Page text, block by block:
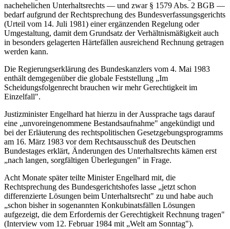
nachehelichen Unterhaltsrechts — und zwar § 1579 Abs. 2 BGB —
bedarf aufgrund der Rechtsprechung des Bundesverfassungsgerichts
(Urteil vom 14. Juli 1981) einer ergänzenden Regelung oder
Umgestaltung, damit dem Grundsatz der Verhältnismäßigkeit auch
in besonders gelagerten Härtefällen ausreichend Rechnung getragen
werden kann.
Die Regierungserklärung des Bundeskanzlers vom 4. Mai 1983
enthält demgegenüber die globale Feststellung „Im
Scheidungsfolgenrecht brauchen wir mehr Gerechtigkeit im
Einzelfall".
Justizminister Engelhard hat hierzu in der Aussprache tags darauf
eine „unvoreingenommene Bestandsaufnahme" angekündigt und
bei der Erläuterung des rechtspolitischen Gesetzgebungsprogramms
am 16. März 1983 vor dem Rechtsausschuß des Deutschen
Bundestages erklärt, Änderungen des Unterhaltsrechts kämen erst
„nach langen, sorgfältigen Überlegungen" in Frage.
Acht Monate später teilte Minister Engelhard mit, die
Rechtsprechung des Bundesgerichtshofes lasse „jetzt schon
differenzierte Lösungen beim Unterhaltsrecht" zu und habe auch
„schon bisher in sogenannten Konkubinatsfällen Lösungen
aufgezeigt, die dem Erfordernis der Gerechtigkeit Rechnung tragen"
(Interview vom 12. Februar 1984 mit „Welt am Sonntag").